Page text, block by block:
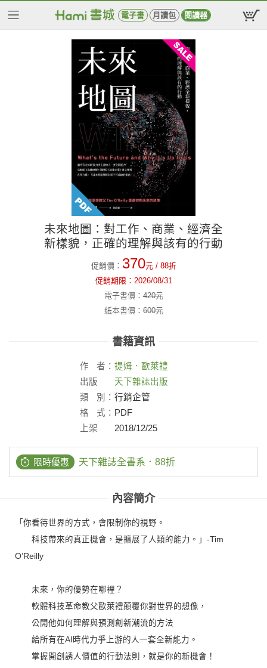
電子書 月讀包 閱讀器
未來地圖：對工作、商業、經濟全
新樣貌，正確的理解與該有的行動
促銷價： 370元 / 88折
促銷期限： 2026/08/31
電子書價：420元
紙本書價：600元
書籍資訊
作 者： 提姆．歐萊禮
出版
社：
天下雜誌出版
類
別： 行銷企管
格
式： PDF
上架
2018/12/25
限時優惠 天下雜誌全書系．88折
內容簡介
「你看待世界的方式，會限制你的視野。
科技帶來的真正機會，是擴展了人類的能力。」-Tim
O’Reilly
未來，你的優勢在哪裡？
軟體科技革命教父歐萊禮顛覆你對世界的想像，
公開他如何理解與預測創新潮流的方法
給所有在AI時代力爭上游的人一套全新能力。
掌握開創誘人價值的行動法則，就是你的新機會！